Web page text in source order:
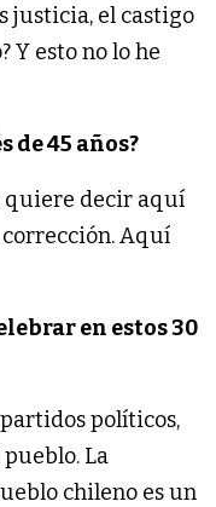
justicia, el castigo
Y esto no lo he
de 45 años?
quiere decir aquí
Aquí
en estos 30
políticos,
La
chileno es un